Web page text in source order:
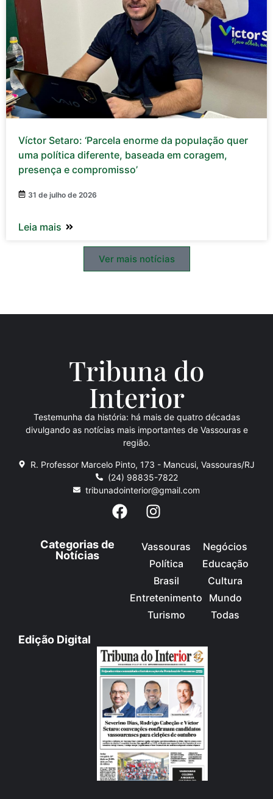
Víctor Setaro: ‘Parcela enorme da população quer
uma política diferente, baseada em coragem,
presença e compromisso’
31 de julho de 2026
Leia mais
Ver mais notícias
Tribuna do
Interior
Testemunha da história: há mais de quatro décadas
divulgando as notícias mais importantes de Vassouras e
região.
R. Professor Marcelo Pinto, 173 - Mancusi, Vassouras/RJ
(24) 98835-7822
tribunadointerior@gmail.com
Categorias de
Notícias
Vassouras
Política
Brasil
Entretenimento
Turismo
Negócios
Educação
Cultura
Mundo
Todas
Edição Digital